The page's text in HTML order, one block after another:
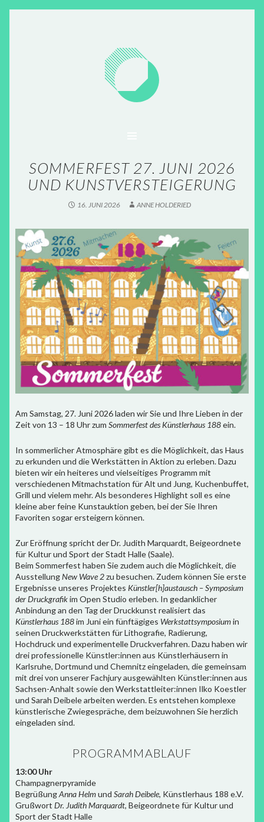
SKIP TO CONTENT
SOMMERFEST 27. JUNI 2026
UND KUNSTVERSTEIGERUNG
16. JUNI 2026 ANNE HOLDERIED
Am Samstag, 27. Juni 2026 laden wir Sie und Ihre Lieben in der
Zeit von 13 – 18 Uhr zum Sommerfest des Künstlerhaus 188ein.
In sommerlicher Atmosphäre gibt es die Möglichkeit, das Haus
zu erkunden und die Werkstätten in Aktion zu erleben. Dazu
bieten wir ein heiteres und vielseitiges Programm mit
verschiedenen Mitmachstation für Alt und Jung, Kuchenbuffet,
Grill und vielem mehr. Als besonderes Highlight soll es eine
kleine aber feine Kunstauktion geben, bei der Sie Ihren
Favoriten sogar ersteigern können.
Zur Eröffnung spricht der Dr. Judith Marquardt, Beigeordnete
für Kultur und Sport der Stadt Halle (Saale).
Beim Sommerfest haben Sie zudem auch die Möglichkeit, die
AusstellungNew Wave 2zu besuchen. Zudem können Sie erste
Ergebnisse unseres Projektes Künstler[h]austausch – Symposium
der Druckgrafikim Open Studio erleben. In gedanklicher
Anbindung an den Tag der Druckkunst realisiert das
Künstlerhaus 188im Juni ein fünftägiges Werkstattsymposiumin
seinen Druckwerkstätten für Lithografie, Radierung,
Hochdruck und experimentelle Druckverfahren. Dazu haben wir
drei professionelle Künstler:innen aus Künstlerhäusern in
Karlsruhe, Dortmund und Chemnitz eingeladen, die gemeinsam
mit drei von unserer Fachjury ausgewählten Künstler:innen aus
Sachsen-Anhalt sowie den Werkstattleiter:innen Ilko Koestler
und Sarah Deibele arbeiten werden. Es entstehen komplexe
künstlerische Zwiegespräche, dem beizuwohnen Sie herzlich
eingeladen sind.
PROGRAMMABLAUF
13:00 Uhr
Champagnerpyramide
BegrüßungAnna Helmund Sarah Deibele, Künstlerhaus 188 e.V.
Grußwort Dr. Judith Marquardt, Beigeordnete für Kultur und
Sport der Stadt Halle